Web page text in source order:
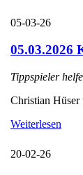
05-03-26
05.03.2026
Tippspieler
Christian
Weiterlesen
20-02-26